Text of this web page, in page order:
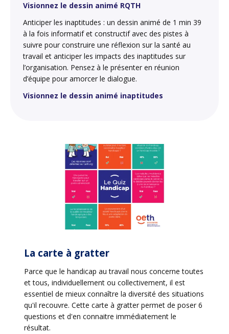
Visionnez le dessin animé RQTH
Anticiper les inaptitudes : un dessin animé de 1 min 39
à la fois informatif et constructif avec des pistes à
suivre pour construire une réflexion sur la santé au
travail et anticiper les impacts des inaptitudes sur
l’organisation. Pensez à le présenter en réunion
d’équipe pour amorcer le dialogue.
Visionnez le dessin animé inaptitudes
La carte à gratter
Parce que le handicap au travail nous concerne toutes
et tous, individuellement ou collectivement, il est
essentiel de mieux connaître la diversité des situations
qu'il recouvre. Cette carte à gratter permet de poser 6
questions et d'en connaitre immédiatement le
résultat.